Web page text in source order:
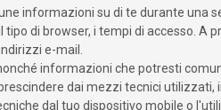
informazioni su di te durante una
di browser, i tempi di accesso. A
e-mail.
informazioni che potresti
dai mezzi tecnici utilizzati,
dal tuo dispositivo mobile o